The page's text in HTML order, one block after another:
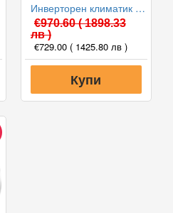
Инверторен климатик Cooper and Hunter CH-S09FTXD2-WP DAYTONA, 9000 BTU, Клас A++
€970.60( 1898.33
лв )
€729.00 ( 1425.80 лв )
Купи